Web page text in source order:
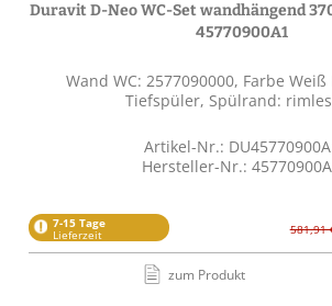
Duravit D-Neo WC-Set wandhängend
45770900A1
Wand WC: 2577090000, Farbe
Tiefspüler, Spülrand:
Artikel-Nr.:
Hersteller-Nr.:
7-15 Tage
Lieferzeit 581,91
zum Produkt